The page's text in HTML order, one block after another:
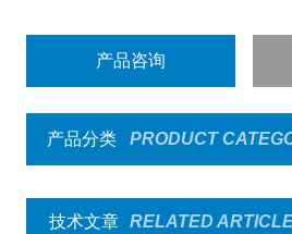
产品咨询
产品分类 PRODUCT
技术文章 RELATED